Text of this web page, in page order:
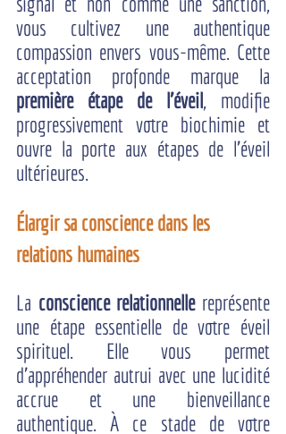
vous cultivez une authentique
compassion envers vous-même. Cette
première étape de l'éveil, modifie
progressivement votre biochimie et
ouvre la porte aux étapes de l'éveil
ultérieures.
Élargir sa conscience dans les
relations humaines
La conscience relationnelle représente
une étape essentielle de votre éveil
spirituel. Elle vous permet
d'appréhender autrui avec une lucidité
accrue et une bienveillance